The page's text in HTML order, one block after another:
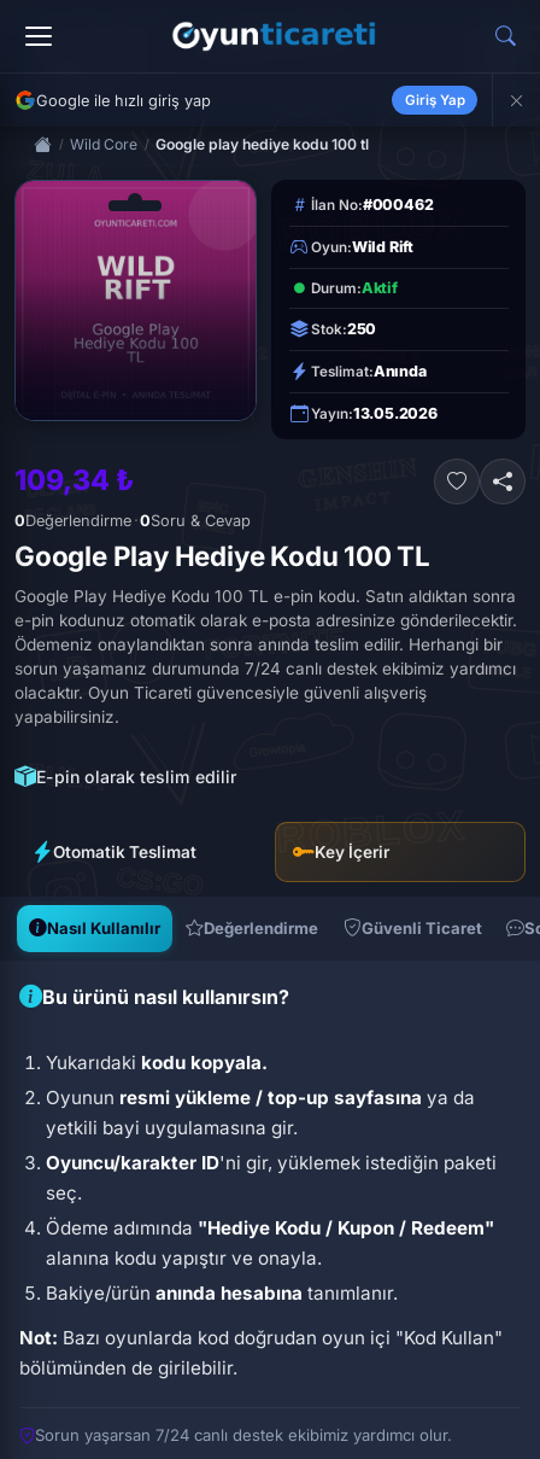
Google ile hızlı giriş yap Giriş Yap
Wild Core Google play hediye kodu 100 tl
İlan No:#000462
Oyun:Wild Rift
Durum:Aktif
Stok:250
Teslimat:Anında
Yayın:13.05.2026
109,34 ₺
0Değerlendirme ·0Soru & Cevap
Google Play Hediye Kodu 100 TL
Google Play Hediye Kodu 100 TL e-pin kodu. Satın aldıktan sonra
e-pin kodunuz otomatik olarak e-posta adresinize gönderilecektir.
Ödemeniz onaylandıktan sonra anında teslim edilir. Herhangi bir
sorun yaşamanız durumunda 7/24 canlı destek ekibimiz yardımcı
olacaktır. Oyun Ticareti güvencesiyle güvenli alışveriş
yapabilirsiniz.
E-pin olarak teslim edilir
Otomatik Teslimat Key İçerir
Nasıl Kullanılır Değerlendirme Güvenli Ticaret
Bu ürünü nasıl kullanırsın?
Yukarıdaki kodu kopyala.
Oyunun resmi yükleme / top-up sayfasına ya da
yetkili bayi uygulamasına gir.
Oyuncu/karakter ID'ni gir, yüklemek istediğin paketi
seç.
Ödeme adımında "Hediye Kodu / Kupon / Redeem"
alanına kodu yapıştır ve onayla.
Bakiye/ürünanında hesabına tanımlanır.
Not: Bazı oyunlarda kod doğrudan oyun içi "Kod Kullan"
bölümünden de girilebilir.
Sorun yaşarsan 7/24 canlı destek ekibimiz yardımcı olur.